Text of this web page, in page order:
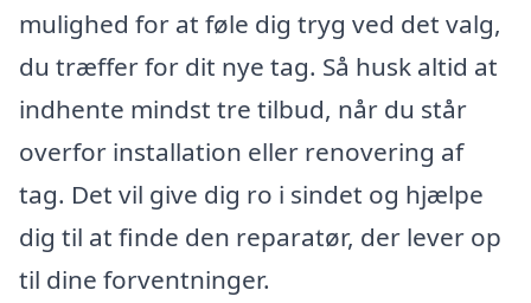
mulighed for at føle dig tryg ved det valg,
du træffer for dit nye tag. Så husk altid at
indhente mindst tre tilbud, når du står
overfor installation eller renovering af
tag. Det vil give dig ro i sindet og hjælpe
dig til at finde den reparatør, der lever op
til dine forventninger.